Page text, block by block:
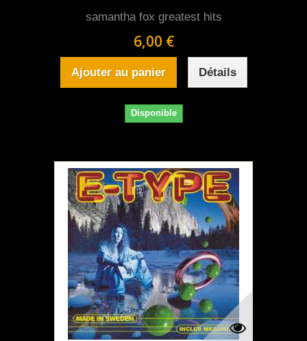
samantha fox greatest hits
6,00 €
Ajouter au panier Détails
Disponible